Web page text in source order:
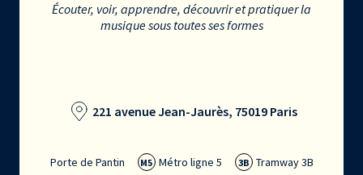
Écouter, voir, apprendre, découvrir et pratiquer la
musique sous toutes ses formes
221 avenue Jean-Jaurès, 75019 Paris
Porte de Pantin M5 Métro ligne 5 3B Tramway 3B